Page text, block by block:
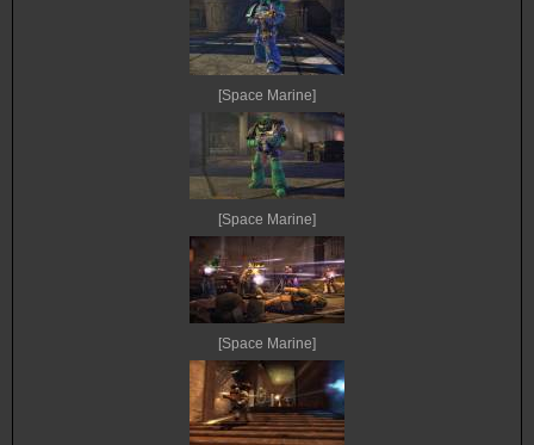
[Space Marine]
[Space Marine]
[Space Marine]